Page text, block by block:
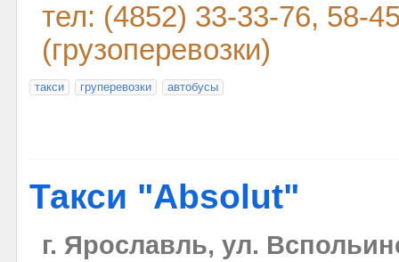
тел: (4852) 33-33-76, 58-
(грузоперевозки)
такси груперевозки автобусы
Такси "Absolut"
г. Ярославль, ул.